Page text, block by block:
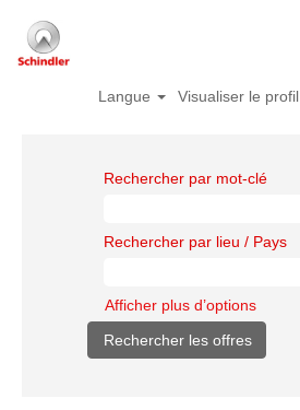
Langue Visualiser le profil
Rechercher par mot-clé
Rechercher par lieu / Pays
Afficher plus d’options